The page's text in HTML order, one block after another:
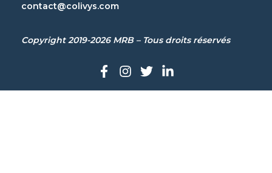
contact@colivys.com
Copyright 2019-2026 MRB – Tous droits réservés